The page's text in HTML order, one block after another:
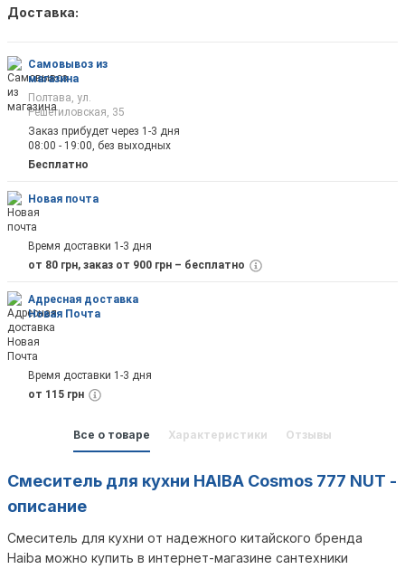
Доставка:
Самовывоз из
магазина
Полтава, ул.
Решетиловская, 35
Заказ прибудет через 1-3 дня
08:00 - 19:00, без выходных
Бесплатно
Новая почта
Время доставки 1-3 дня
от 80 грн, заказ от 900 грн – бесплатно
Адресная доставка
Новая Почта
Время доставки 1-3 дня
от 115 грн
Все о товаре Характеристики Отзывы
Смеситель для кухни HAIBA Cosmos 777 NUТ -
описание
Смеситель для кухни от надежного китайского бренда
Haiba можно купить в интернет-магазине сантехники